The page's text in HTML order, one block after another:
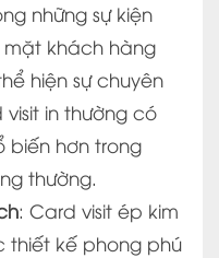
những sự kiện
khách hàng
hiện sự chuyên
in thường có
biến hơn trong
thường.
: Card visit ép kim
kế phong phú